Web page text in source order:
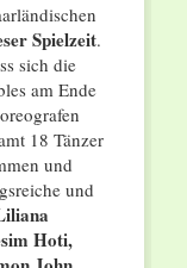
Spielzeit.
sich die
am Ende
18 Tänzer
und
und
Hoti,